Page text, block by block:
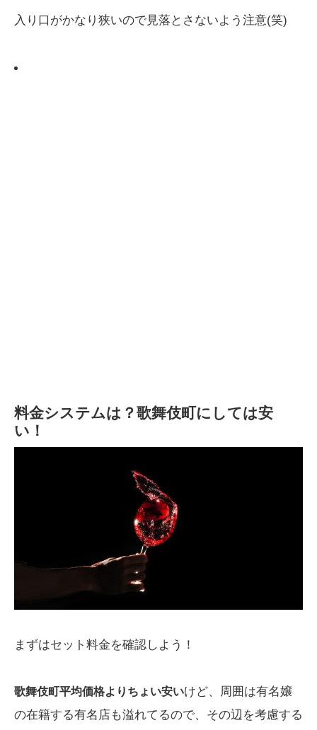
入り口がかなり狭いので見落とさないよう注意(笑)
料金システムは？歌舞伎町にしては安
い！
まずはセット料金を確認しよう！
歌舞伎町平均価格よりちょい安いけど、周囲は有名嬢
の在籍する有名店も溢れてるので、その辺を考慮する